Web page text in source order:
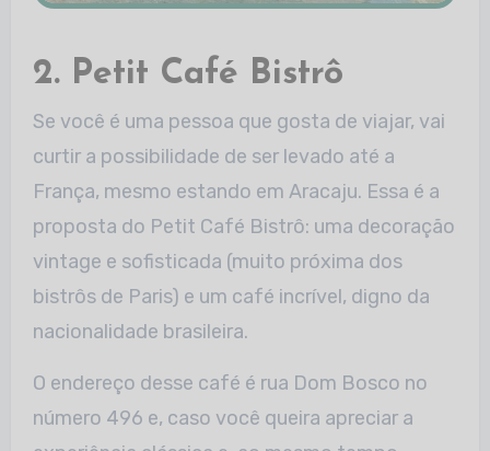
2. Petit Café Bistrô
Se você é uma pessoa que gosta de viajar, vai
curtir a possibilidade de ser levado até a
França, mesmo estando em Aracaju. Essa é a
proposta do Petit Café Bistrô: uma decoração
vintage e sofisticada (muito próxima dos
bistrôs de Paris) e um café incrível, digno da
nacionalidade brasileira.
O endereço desse café é rua Dom Bosco no
número 496 e, caso você queira apreciar a